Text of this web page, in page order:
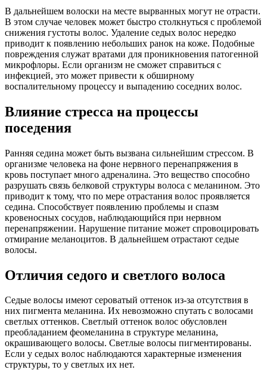
В дальнейшем волоски на месте вырванных могут не отрасти.
В этом случае человек может быстро столкнуться с проблемой
снижения густоты волос. Удаление седых волос нередко
приводит к появлению небольших ранок на коже. Подобные
повреждения служат вратами для проникновения патогенной
микрофлоры. Если организм не сможет справиться с
инфекцией, это может привести к обширному
воспалительному процессу и выпадению соседних волос.
Влияние стресса на процессы
поседения
Ранняя седина может быть вызвана сильнейшим стрессом. В
организме человека на фоне нервного перенапряжения в
кровь поступает много адреналина. Это вещество способно
разрушать связь белковой структуры волоса с меланином. Это
приводит к тому, что по мере отрастания волос проявляется
седина. Способствует появлению проблемы и спазм
кровеносных сосудов, наблюдающийся при нервном
перенапряжении. Нарушение питание может спровоцировать
отмирание меланоцитов. В дальнейшем отрастают седые
волосы.
Отличия седого и светлого волоса
Седые волосы имеют сероватый оттенок из-за отсутствия в
них пигмента меланина. Их невозможно спутать с волосами
светлых оттенков. Светлый оттенок волос обусловлен
преобладанием феомеланина в структуре меланина,
окрашивающего волосы. Светлые волосы пигментированы.
Если у седых волос наблюдаются характерные изменения
структуры, то у светлых их нет.